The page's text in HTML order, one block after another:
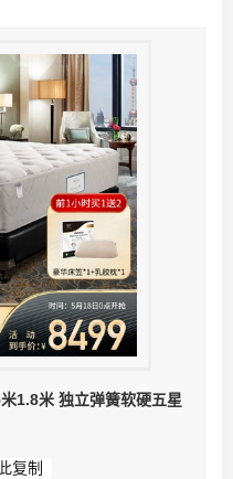
1.8米 独立弹簧软硬五星
复制